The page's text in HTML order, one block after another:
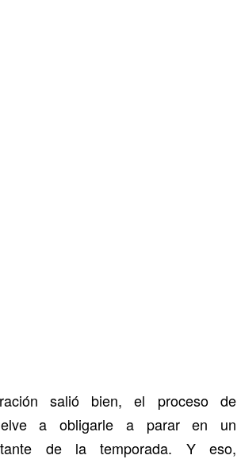
salió bien, el proceso de
a obligarle a parar en un
de la temporada. Y eso,